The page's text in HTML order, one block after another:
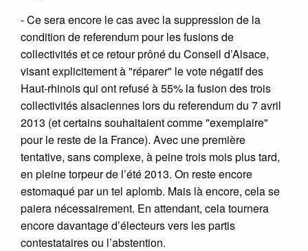
- Ce sera encore le cas avec la suppression de la
condition de referendum pour les fusions de
collectivités et ce retour prôné du Conseil d’Alsace,
visant explicitement à "réparer" le vote négatif des
Haut-rhinois qui ont refusé à 55% la fusion des trois
collectivités alsaciennes lors du referendum du 7 avril
2013 (et certains souhaitaient comme "exemplaire"
pour le reste de la France). Avec une première
tentative, sans complexe, à peine trois mois plus tard,
en pleine torpeur de l’été 2013. On reste encore
estomaqué par un tel aplomb. Mais là encore, cela se
paiera nécessairement. En attendant, cela tournera
encore davantage d’électeurs vers les partis
contestataires ou l’abstention.